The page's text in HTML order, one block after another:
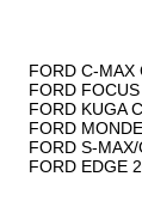
FORD C-MAX
FORD
FORD KUGA
FORD
FORD S-
FORD EDGE